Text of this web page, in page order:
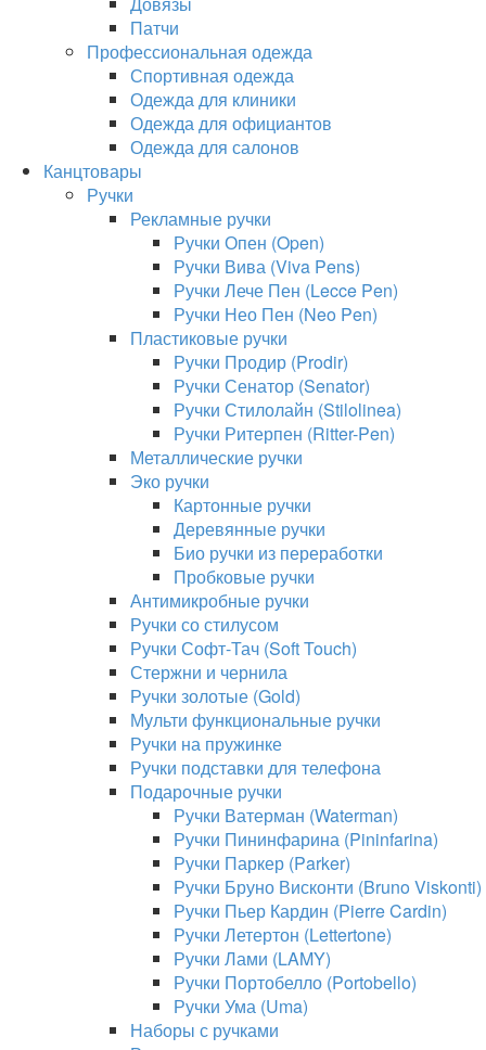
Патчи
Профессиональная одежда
Спортивная одежда
Одежда для клиники
Одежда для официантов
Одежда для салонов
Канцтовары
Ручки
Рекламные ручки
Ручки Опен (Open)
Ручки Вива (Viva Pens)
Ручки Лече Пен (Lecce Pen)
Ручки Нео Пен (Neo Pen)
Пластиковые ручки
Ручки Продир (Prodir)
Ручки Сенатор (Senator)
Ручки Стилолайн (Stilolinea)
Ручки Ритерпен (Ritter-Pen)
Металлические ручки
Эко ручки
Картонные ручки
Деревянные ручки
Био ручки из переработки
Пробковые ручки
Антимикробные ручки
Ручки со стилусом
Ручки Софт-Тач (Soft Touch)
Стержни и чернила
Ручки золотые (Gold)
Мульти функциональные ручки
Ручки на пружинке
Ручки подставки для телефона
Подарочные ручки
Ручки Ватерман (Waterman)
Ручки Пининфарина (Pininfarina)
Ручки Паркер (Parker)
Ручки Бруно Висконти (Bruno Viskonti)
Ручки Пьер Кардин (Pierre Cardin)
Ручки Летертон (Lettertone)
Ручки Лами (LAMY)
Ручки Портобелло (Portobello)
Ручки Ума (Uma)
Наборы с ручками